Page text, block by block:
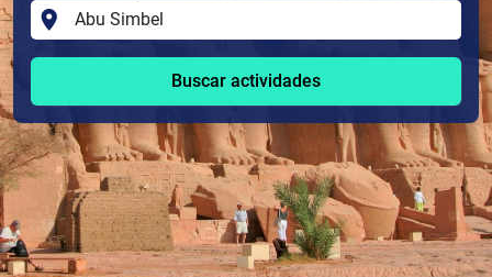
Buscar actividades